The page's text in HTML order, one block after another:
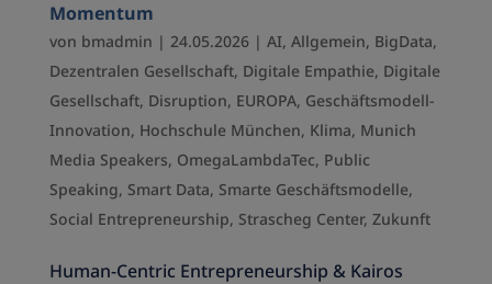
Momentum
von bmadmin | 24.05.2026| AI, Allgemein, BigData,
Dezentralen Gesellschaft, Digitale Empathie, Digitale
Gesellschaft, Disruption, EUROPA, Geschäftsmodell-
Innovation, Hochschule München, Klima, Munich
Media Speakers, OmegaLambdaTec, Public
Speaking, Smart Data, Smarte Geschäftsmodelle,
Social Entrepreneurship, Strascheg Center, Zukunft
Human-Centric Entrepreneurship & Kairos